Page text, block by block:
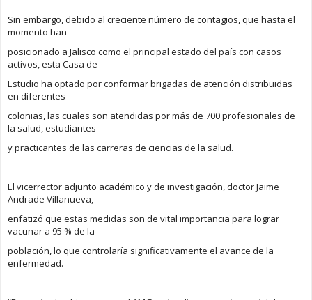
Sin embargo, debido al creciente número de contagios, que hasta el
momento han
posicionado a Jalisco como el principal estado del país con casos
activos, esta Casa de
Estudio ha optado por conformar brigadas de atención distribuidas
en diferentes
colonias, las cuales son atendidas por más de 700 profesionales de
la salud, estudiantes
y practicantes de las carreras de ciencias de la salud.
El vicerrector adjunto académico y de investigación, doctor Jaime
Andrade Villanueva,
enfatizó que estas medidas son de vital importancia para lograr
vacunar a 95 % de la
población, lo que controlaría significativamente el avance de la
enfermedad.